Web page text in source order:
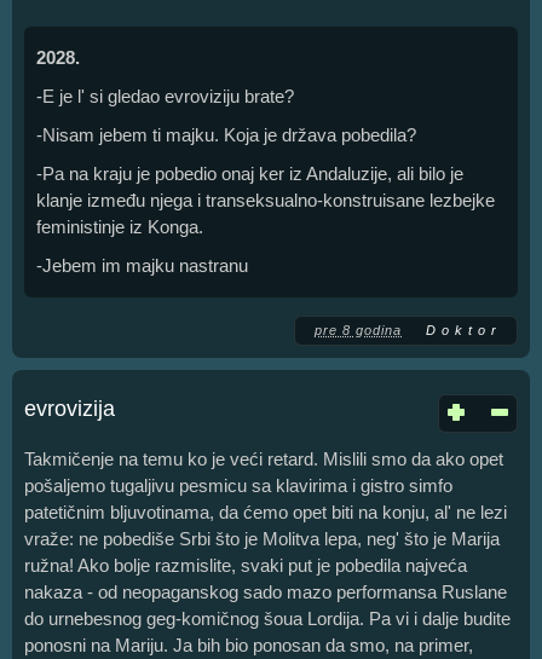
2028.
-E je l' si gledao evroviziju brate?
-Nisam jebem ti majku. Koja je država pobedila?
-Pa na kraju je pobedio onaj ker iz Andaluzije, ali bilo je
klanje između njega i transeksualno-konstruisane lezbejke
feministinje iz Konga.
-Jebem im majku nastranu
pre 8 godina D o k t o r
evrovizija
Takmičenje na temu ko je veći retard. Mislili smo da ako opet
pošaljemo tugaljivu pesmicu sa klavirima i gistro simfo
patetičnim bljuvotinama, da ćemo opet biti na konju, al' ne lezi
vraže: ne pobediše Srbi što je Molitva lepa, neg' što je Marija
ružna! Ako bolje razmislite, svaki put je pobedila najveća
nakaza - od neopaganskog sado mazo performansa Ruslane
do urnebesnog geg-komičnog šoua Lordija. Pa vi i dalje budite
ponosni na Mariju. Ja bih bio ponosan da smo, na primer,